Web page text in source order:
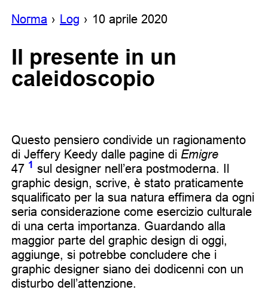
Noгma Log 10 aprile 2020
Il presente in un
caleidoscopio
Questo pensiero condivide un ragionamento
di Jeffery Keedy dalle pagine di Emigre
47 1 sul designer nell’era postmoderna. Il
graphic design, scrive, è stato praticamente
squalificato per la sua natura effimera da ogni
seria considerazione come esercizio culturale
di una certa importanza. Guardando alla
maggior parte del graphic design di oggi,
aggiunge, si potrebbe concludere che i
graphic designer siano dei dodicenni con un
disturbo dell’attenzione.